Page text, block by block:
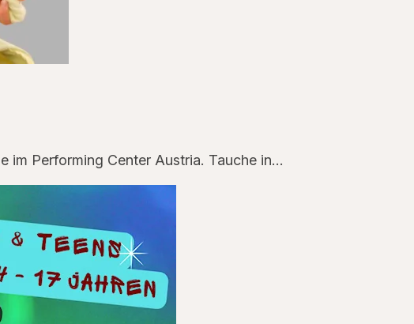
im Performing Center Austria. Tauche in…